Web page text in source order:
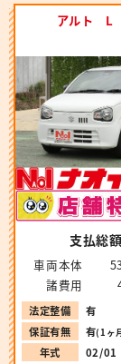
アルト L
支払総
車両本体
諸費用
法定整備
有
保証有無
有(1ヶ
年式
02/01